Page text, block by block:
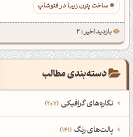
ساخت پترن زیبا در فتوشاپ
بازدید اخیر : 2
دسته‌بندی مطالب
نگاره‌های گرافیکی 207
‌همه دسته‌بندی‌های نگاره‌های گرافیکی
‌پالت‌های رنگ 141